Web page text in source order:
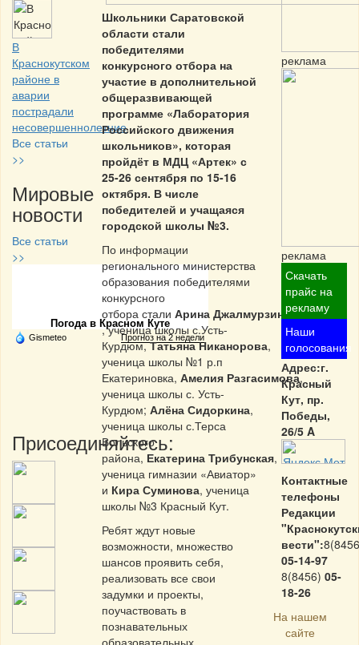
В
Краснокутском
районе в
аварии
пострадали
несовершеннолетние
Все статьи
>>
Мировые
новости
Все статьи
>>
Частная реклама
Погода в Красном Куте
Gismeteo Прогноз на 2 недели
Присоединяйтесь:
Школьники Саратовской
области стали
победителями
конкурсного отбора на
участие в дополнительной
общеразвивающей
программе «Лаборатория
Российского движения
школьников», которая
пройдёт в МДЦ «Артек» с
25-26 сентября по 15-16
октября. В числе
победителей и учащаяся
городской школы №3.
По информации
регионального министерства
образования победителями
конкурсного
отбора стали Арина Джалмурзинова
, ученица школы с.Усть-
Курдюм,Татьяна Никанорова,
ученица школы №1 р.п
Екатериновка, Амелия Разгасимова,
ученица школы с. Усть-
Курдюм; Алёна Сидоркина,
ученица школы с.Терса
Вольского
района, Екатерина Трибунская,
ученица гимназии «Авиатор»
и Кира Суминова, ученица
школы №3 Красный Кут.
Ребят ждут новые
возможности, множество
шансов проявить себя,
реализовать все свои
задумки и проекты,
поучаствовать в
познавательных
реклама
реклама
Скачать
прайс на
рекламу
Наши
голосования
Адрес:г.
Красный
Кут, пр.
Победы,
26/5 A
Контактные
телефоны
Редакции
вести":
05-14-97
8(8456) 05-
18-26
На нашем
сайте